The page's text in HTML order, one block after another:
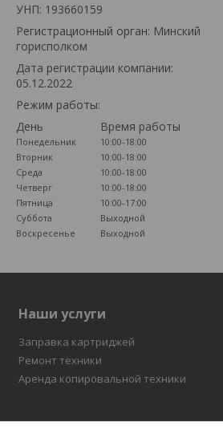
УНП: 193660159
Регистрационный орган: Минский
горисполком
Дата регистрации компании:
05.12.2022
Режим работы:
День
Время работы
Понедельник
10:00-18:00
Вторник
10:00-18:00
Среда
10:00-18:00
Четверг
10:00-18:00
Пятница
10:00-17:00
Суббота
Выходной
Воскресенье
Выходной
Наши услуги
Заправка картриджей
Ремонт техники
Аренда копировальной техники
Сервисный центр " COPIER.BY "